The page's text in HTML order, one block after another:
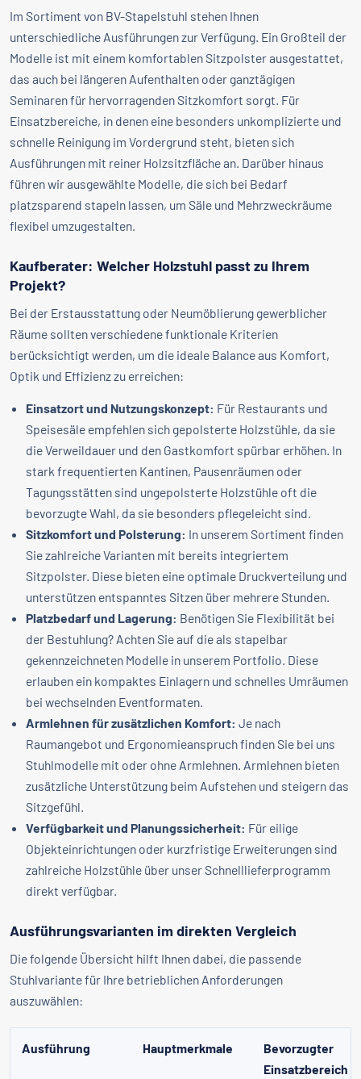
Im Sortiment von BV-Stapelstuhl stehen Ihnen
unterschiedliche Ausführungen zur Verfügung. Ein Großteil der
Modelle ist mit einem komfortablen Sitzpolster ausgestattet,
das auch bei längeren Aufenthalten oder ganztägigen
Seminaren für hervorragenden Sitzkomfort sorgt. Für
Einsatzbereiche, in denen eine besonders unkomplizierte und
schnelle Reinigung im Vordergrund steht, bieten sich
Ausführungen mit reiner Holzsitzfläche an. Darüber hinaus
führen wir ausgewählte Modelle, die sich bei Bedarf
platzsparend stapeln lassen, um Säle und Mehrzweckräume
flexibel umzugestalten.
Kaufberater: Welcher Holzstuhl passt zu Ihrem
Projekt?
Bei der Erstausstattung oder Neumöblierung gewerblicher
Räume sollten verschiedene funktionale Kriterien
berücksichtigt werden, um die ideale Balance aus Komfort,
Optik und Effizienz zu erreichen:
Einsatzort und Nutzungskonzept: Für Restaurants und
Speisesäle empfehlen sich gepolsterte Holzstühle, da sie
die Verweildauer und den Gastkomfort spürbar erhöhen. In
stark frequentierten Kantinen, Pausenräumen oder
Tagungsstätten sind ungepolsterte Holzstühle oft die
bevorzugte Wahl, da sie besonders pflegeleicht sind.
Sitzkomfort und Polsterung: In unserem Sortiment finden
Sie zahlreiche Varianten mit bereits integriertem
Sitzpolster. Diese bieten eine optimale Druckverteilung und
unterstützen entspanntes Sitzen über mehrere Stunden.
Platzbedarf und Lagerung: Benötigen Sie Flexibilität bei
der Bestuhlung? Achten Sie auf die als stapelbar
gekennzeichneten Modelle in unserem Portfolio. Diese
erlauben ein kompaktes Einlagern und schnelles Umräumen
bei wechselnden Eventformaten.
Armlehnen für zusätzlichen Komfort: Je nach
Raumangebot und Ergonomieanspruch finden Sie bei uns
Stuhlmodelle mit oder ohne Armlehnen. Armlehnen bieten
zusätzliche Unterstützung beim Aufstehen und steigern das
Sitzgefühl.
Verfügbarkeit und Planungssicherheit: Für eilige
Objekteinrichtungen oder kurzfristige Erweiterungen sind
zahlreiche Holzstühle über unser Schnelllieferprogramm
direkt verfügbar.
Ausführungsvarianten im direkten Vergleich
Die folgende Übersicht hilft Ihnen dabei, die passende
Stuhlvariante für Ihre betrieblichen Anforderungen
auszuwählen:
Ausführung Hauptmerkmale
Bevorzugter
Einsatzbereich